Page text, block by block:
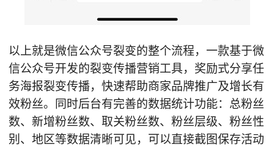
以上就是微信公众号裂变的整个流程，一款基于微
信公众号开发的裂变传播营销工具，奖励式分享任
务海报裂变传播，快速帮助商家品牌推广及增长有
效粉丝。同时后台有完善的数据统计功能：总粉丝
数、新增粉丝数、取关粉丝数、粉丝层级、粉丝性
别、地区等数据清晰可见，可以直接截图保存活动